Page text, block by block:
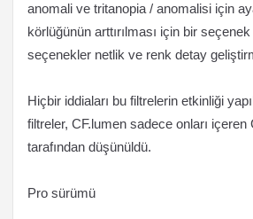
anomali ve tritanopia / anomalisi için
körlüğünün arttırılması için bir
seçenekler netlik ve renk detay
Hiçbir iddiaları bu filtrelerin etkinliği
filtreler, CF.lumen sadece onları
tarafından düşünüldü.
Pro sürümü